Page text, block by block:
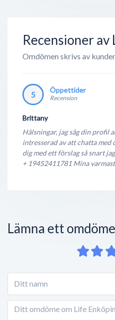
Recensioner av
Omdömen skrivs av
5 Öppettider
Recension
Brittany
Hälsningar, jag såg din profil
intresserad av att chatta med
dig med ett förslag så snart
+ 19452411781 Mina
Lämna ett